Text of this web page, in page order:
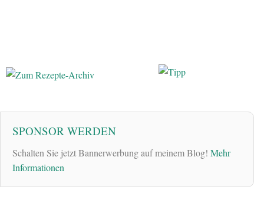
SPONSOR WERDEN
Schalten Sie jetzt Bannerwerbung auf meinem Blog! Mehr
Informationen